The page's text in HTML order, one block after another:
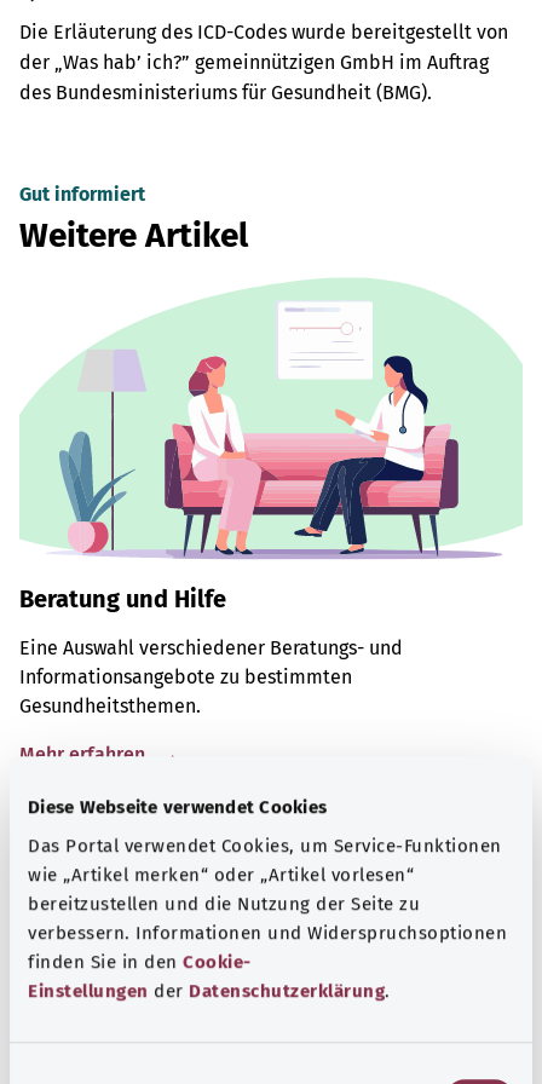
Diese Webseite verwendet Cookies
Das Portal verwendet Cookies, um Service-Funktionen
wie „Artikel merken“ oder „Artikel vorlesen“
bereitzustellen und die Nutzung der Seite zu
verbessern. Informationen und Widerspruchsoptionen
finden Sie in den Cookie-
Einstellungen der Datenschutzerklärung.
Die Erläuterung des ICD-Codes wurde bereitgestellt von
der „Was hab’ ich?” gemeinnützigen GmbH im Auftrag
des Bundesministeriums für Gesundheit (BMG).
Gut informiert
Weitere Artikel
Beratung und Hilfe
Eine Auswahl verschiedener Beratungs- und
Informationsangebote zu bestimmten
Gesundheitsthemen.
Mehr erfahren